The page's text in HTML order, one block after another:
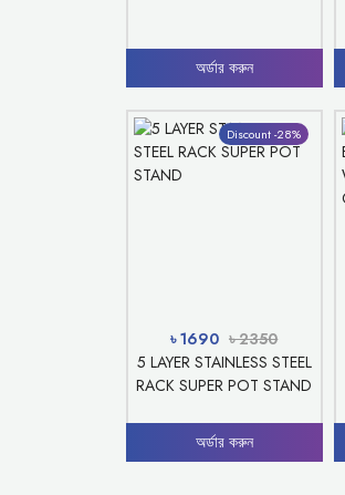
অর্ডার করুন
Discount -28%
৳ 1690 ৳ 2350
5 LAYER STAINLESS STEEL
RACK SUPER POT STAND
অর্ডার করুন